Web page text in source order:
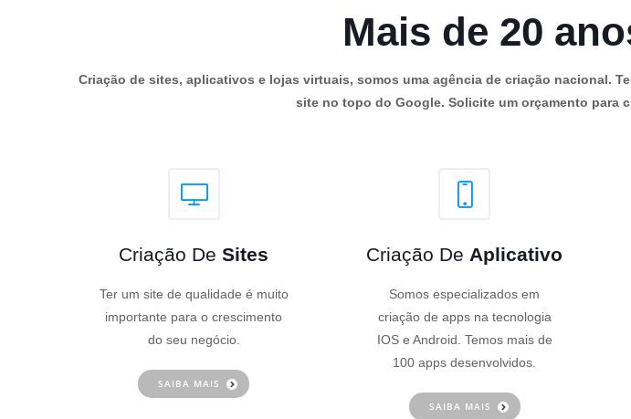
Mais de 20
Criação de sites, aplicativos e lojas virtuais, somos uma agência de criação nacional.
site no topo do Google. Solicite um orçamento para
Criação DeSites
Ter um site de qualidade é muito
importante para o crescimento
do seu negócio.
SAIBA MAIS
Criação De Aplicativo
Somos especializados em
criação de apps na tecnologia
IOS e Android. Temos mais de
100 apps desenvolvidos.
SAIBA MAIS